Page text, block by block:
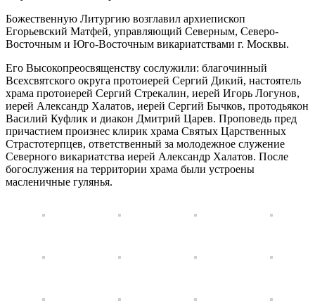
Божественную Литургию возглавил архиепископ
Егорьевский Матфей, управляющий Северным, Северо-
Восточным и Юго-Восточным викариатствами г. Москвы.
Его Высокопреосвященству сослужили: благочинный
Всехсвятского округа протоиерей Сергий Дикий, настоятель
храма протоиерей Сергий Стрекалин, иерей Игорь Логунов,
иерей Александр Халатов, иерей Сергий Бычков, протодьякон
Василий Куфлик и диакон Дмитрий Царев. Проповедь пред
причастием произнес клирик храма Святых Царственных
Страстотерпцев, ответственный за молодежное служение
Северного викариатства иерей Александр Халатов. После
богослужения на территории храма были устроены
масленичные гулянья.